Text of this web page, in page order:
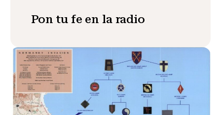
Pon tu fe en la radio